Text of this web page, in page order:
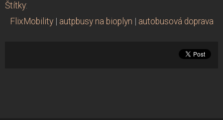
Štítky:
FlixMobility
autpbusy na bioplyn autobusová doprava